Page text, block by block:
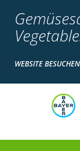
WEBSITE BESUCHEN